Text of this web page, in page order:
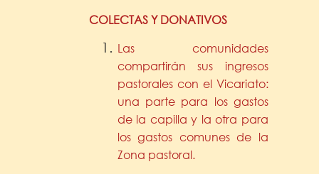
COLECTAS Y DONATIVOS
Las comunidades
compartirán sus ingresos
pastorales con el Vicariato:
una parte para los gastos
de la capilla y la otra para
los gastos comunes de la
Zona pastoral.